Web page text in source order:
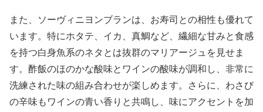
また、ソーヴィニヨンブランは、お寿司との相性も優れて
います。特にホタテ、イカ、真鯛など、繊細な甘みと食感
を持つ白身魚系のネタとは抜群のマリアージュを見せま
す。酢飯のほのかな酸味とワインの酸味が調和し、非常に
洗練された味の組み合わせが楽しめます。さらに、わさび
の辛味もワインの青い香りと共鳴し、味にアクセントを加